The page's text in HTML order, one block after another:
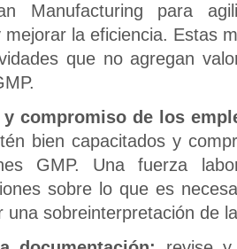
Manufacturing para
mejorar la eficiencia. Estas
que no agregan
compromiso de los
bien capacitados y
GMP. Una fuerza
sobre lo que es
una sobreinterpretación de